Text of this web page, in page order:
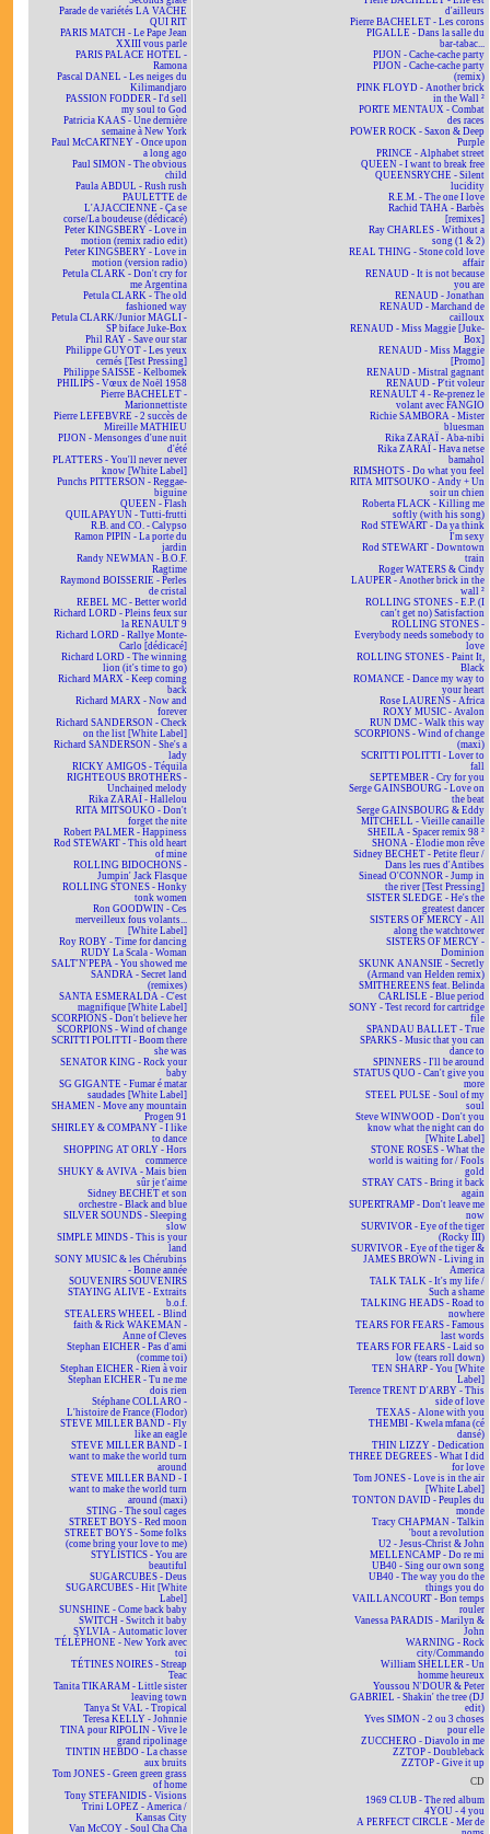
Parade de variétés LA VACHE
QUI RIT
PARIS MATCH - Le Pape Jean
XXIII vous parle
PARIS PALACE HOTEL -
Ramona
Pascal DANEL - Les neiges du
Kilimandjaro
PASSION FODDER - I'd sell
my soul to God
Patricia KAAS - Une dernière
semaine à New York
Paul McCARTNEY - Once upon
a long ago
Paul SIMON - The obvious
child
Paula ABDUL - Rush rush
PAULETTE de
L'AJACCIENNE - Ça se
corse/La boudeuse (dédicacé)
Peter KINGSBERY - Love in
motion (remix radio edit)
Peter KINGSBERY - Love in
motion (version radio)
Petula CLARK - Don't cry for
me Argentina
Petula CLARK - The old
fashioned way
Petula CLARK/Junior MAGLI -
SP biface Juke-Box
Phil RAY - Save our star
Philippe GUYOT - Les yeux
cernés [Test Pressing]
Philippe SAISSE - Kelbomek
PHILIPS - Vœux de Noël 1958
Pierre BACHELET -
Marionnettiste
Pierre LEFEBVRE - 2 succès de
Mireille MATHIEU
PIJON - Mensonges d'une nuit
d'été
PLATTERS - You'll never never
know [White Label]
Punchs PITTERSON - Reggae-
biguine
QUEEN - Flash
QUILAPAYUN - Tutti-frutti
R.B. and CO. - Calypso
Ramon PIPIN - La porte du
jardin
Randy NEWMAN - B.O.F.
Ragtime
Raymond BOISSERIE - Perles
de cristal
REBEL MC - Better world
Richard LORD - Pleins feux sur
la RENAULT 9
Richard LORD - Rallye Monte-
Carlo [dédicacé]
Richard LORD - The winning
lion (it's time to go)
Richard MARX - Keep coming
back
Richard MARX - Now and
forever
Richard SANDERSON - Check
on the list [White Label]
Richard SANDERSON - She's a
lady
RICKY AMIGOS - Téquila
RIGHTEOUS BROTHERS -
Unchained melody
Rika ZARAÏ - Hallelou
RITA MITSOUKO - Don't
forget the nite
Robert PALMER - Happiness
Rod STEWART - This old heart
of mine
ROLLING BIDOCHONS -
Jumpin' Jack Flasque
ROLLING STONES - Honky
tonk women
Ron GOODWIN - Ces
merveilleux fous volants...
[White Label]
Roy ROBY - Time for dancing
RUDY La Scala - Woman
SALT'N'PEPA - You showed me
SANDRA - Secret land
(remixes)
SANTA ESMERALDA - C'est
magnifique [White Label]
SCORPIONS - Don't believe her
SCORPIONS - Wind of change
SCRITTI POLITTI - Boom there
she was
SENATOR KING - Rock your
baby
SG GIGANTE - Fumar é matar
saudades [White Label]
SHAMEN - Move any mountain
Progen 91
SHIRLEY & COMPANY - I like
to dance
SHOPPING AT ORLY - Hors
commerce
SHUKY & AVIVA - Mais bien
sûr je t'aime
Sidney BECHET et son
orchestre - Black and blue
SILVER SOUNDS - Sleeping
slow
SIMPLE MINDS - This is your
land
SONY MUSIC & les Chérubins
- Bonne année
SOUVENIRS SOUVENIRS
STAYING ALIVE - Extraits
b.o.f.
STEALERS WHEEL - Blind
faith & Rick WAKEMAN -
Anne of Cleves
Stephan EICHER - Pas d'ami
(comme toi)
Stephan EICHER - Rien à voir
Stephan EICHER - Tu ne me
dois rien
Stéphane COLLARO -
L'histoire de France (Flodor)
STEVE MILLER BAND - Fly
like an eagle
STEVE MILLER BAND - I
want to make the world turn
around
STEVE MILLER BAND - I
want to make the world turn
around (maxi)
STING - The soul cages
STREET BOYS - Red moon
STREET BOYS - Some folks
(come bring your love to me)
STYLISTICS - You are
beautiful
SUGARCUBES - Deus
SUGARCUBES - Hit [White
Label]
SUNSHINE - Come back baby
SWITCH - Switch it baby
SYLVIA - Automatic lover
TÉLÉPHONE - New York avec
toi
TÉTINES NOIRES - Streap
Teac
Tanita TIKARAM - Little sister
leaving town
Tanya St VAL - Tropical
Teresa KELLY - Johnnie
TINA pour RIPOLIN - Vive le
grand ripolinage
TINTIN HEBDO - La chasse
aux bruits
Tom JONES - Green green grass
of home
Tony STEFANIDIS - Visions
Trini LOPEZ - America /
Kansas City
Van McCOY - Soul Cha Cha
d'ailleurs
Pierre BACHELET - Les corons
PIGALLE - Dans la salle du
bar-tabac...
PIJON - Cache-cache party
PIJON - Cache-cache party
(remix)
PINK FLOYD - Another brick
in the Wall ²
PORTE MENTAUX - Combat
des races
POWER ROCK - Saxon & Deep
Purple
PRINCE - Alphabet street
QUEEN - I want to break free
QUEENSRYCHE - Silent
lucidity
R.E.M. - The one I love
Rachid TAHA - Barbès
[remixes]
Ray CHARLES - Without a
song (1 & 2)
REAL THING - Stone cold love
affair
RENAUD - It is not because
you are
RENAUD - Jonathan
RENAUD - Marchand de
cailloux
RENAUD - Miss Maggie [Juke-
Box]
RENAUD - Miss Maggie
[Promo]
RENAUD - Mistral gagnant
RENAUD - P'tit voleur
RENAULT 4 - Re-prenez le
volant avec FANGIO
Richie SAMBORA - Mister
bluesman
Rika ZARAÏ - Aba-nibi
Rika ZARAÏ - Hava netse
bamahol
RIMSHOTS - Do what you feel
RITA MITSOUKO - Andy + Un
soir un chien
Roberta FLACK - Killing me
softly (with his song)
Rod STEWART - Da ya think
I'm sexy
Rod STEWART - Downtown
train
Roger WATERS & Cindy
LAUPER - Another brick in the
wall ²
ROLLING STONES - E.P. (I
can't get no) Satisfaction
ROLLING STONES -
Everybody needs somebody to
love
ROLLING STONES - Paint It,
Black
ROMANCE - Dance my way to
your heart
Rose LAURENS - Africa
ROXY MUSIC - Avalon
RUN DMC - Walk this way
SCORPIONS - Wind of change
(maxi)
SCRITTI POLITTI - Lover to
fall
SEPTEMBER - Cry for you
Serge GAINSBOURG - Love on
the beat
Serge GAINSBOURG & Eddy
MITCHELL - Vieille canaille
SHEILA - Spacer remix 98 ²
SHONA - Elodie mon rêve
Sidney BECHET - Petite fleur /
Dans les rues d'Antibes
Sinead O'CONNOR - Jump in
the river [Test Pressing]
SISTER SLEDGE - He's the
greatest dancer
SISTERS OF MERCY - All
along the watchtower
SISTERS OF MERCY -
Dominion
SKUNK ANANSIE - Secretly
(Armand van Helden remix)
SMITHEREENS feat. Belinda
CARLISLE - Blue period
SONY - Test record for cartridge
file
SPANDAU BALLET - True
SPARKS - Music that you can
dance to
SPINNERS - I'll be around
STATUS QUO - Can't give you
more
STEEL PULSE - Soul of my
soul
Steve WINWOOD - Don't you
know what the night can do
[White Label]
STONE ROSES - What the
world is waiting for / Fools
gold
STRAY CATS - Bring it back
again
SUPERTRAMP - Don't leave me
now
SURVIVOR - Eye of the tiger
(Rocky III)
SURVIVOR - Eye of the tiger &
JAMES BROWN - Living in
America
TALK TALK - It's my life /
Such a shame
TALKING HEADS - Road to
nowhere
TEARS FOR FEARS - Famous
last words
TEARS FOR FEARS - Laid so
low (tears roll down)
TEN SHARP - You [White
Label]
Terence TRENT D'ARBY - This
side of love
TEXAS - Alone with you
THEMBI - Kwela mfana (cé
dansé)
THIN LIZZY - Dedication
THREE DEGREES - What I did
for love
Tom JONES - Love is in the air
[White Label]
TONTON DAVID - Peuples du
monde
Tracy CHAPMAN - Talkin
'bout a revolution
U2 - Jesus-Christ & John
MELLENCAMP - Do re mi
UB40 - Sing our own song
UB40 - The way you do the
things you do
VAILLANCOURT - Bon temps
rouler
Vanessa PARADIS - Marilyn &
John
WARNING - Rock
city/Commando
William SHELLER - Un
homme heureux
Youssou N'DOUR & Peter
GABRIEL - Shakin' the tree (DJ
edit)
Yves SIMON - 2 ou 3 choses
pour elle
ZUCCHERO - Diavolo in me
ZZTOP - Doubleback
ZZTOP - Give it up
CD
1969 CLUB - The red album
4YOU - 4 you
A PERFECT CIRCLE - Mer de